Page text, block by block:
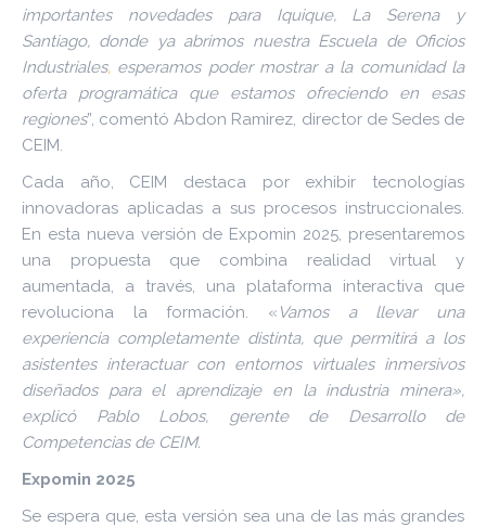
importantes novedades para Iquique, La Serena y
Santiago, donde ya abrimos nuestra Escuela de Oficios
Industriales, esperamos poder mostrar a la comunidad la
oferta programática que estamos ofreciendo en esas
regiones”, comentó Abdon Ramirez, director de Sedes de
CEIM.
Cada año, CEIM destaca por exhibir tecnologías
innovadoras aplicadas a sus procesos instruccionales.
En esta nueva versión de Expomin 2025, presentaremos
una propuesta que combina realidad virtual y
aumentada, a través, una plataforma interactiva que
revoluciona la formación. « Vamos a llevar una
experiencia completamente distinta, que permitirá a los
asistentes interactuar con entornos virtuales inmersivos
diseñados para el aprendizaje en la industria minera»,
explicó Pablo Lobos, gerente de Desarrollo de
Competencias de CEIM.
Expomin 2025
Se espera que, esta versión sea una de las más grandes